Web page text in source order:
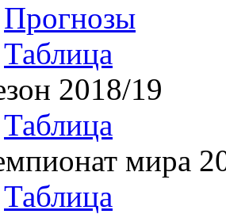
Прогнозы
Таблица
2018/19
Таблица
мира
Таблица